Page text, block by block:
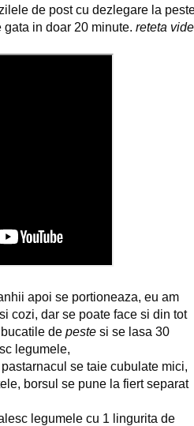
de post cu dezlegare la
in doar 20 minute. reteta
apoi se portioneaza, eu am
cozi, dar se poate face si din tot
de peste si se lasa 30
legumele,
se taie cubulate mici,
borsul se pune la fiert separat
legumele cu 1 lingurita de